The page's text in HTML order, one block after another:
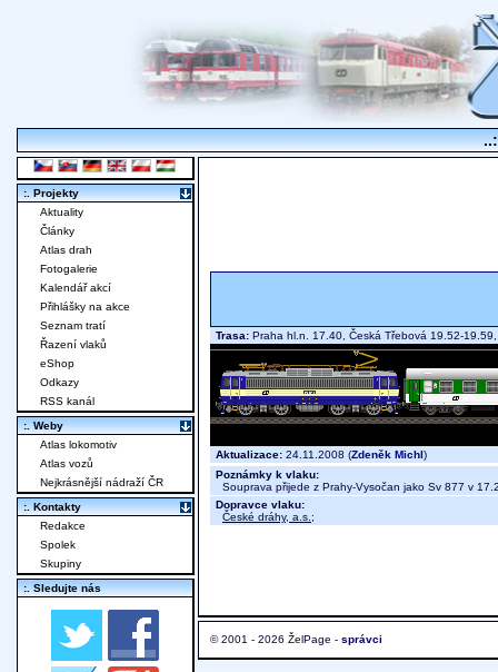
Trasa: Praha hl.n. 17.40, Česká Třebová 19.52-
Aktualizace: 24.11.2008 (Zdeněk Michl)
Poznámky k vlaku:
Souprava přijede z Prahy-Vysočan jako Sv 877 v
Dopravce vlaku:
České dráhy, a.s. ;
© 2001 - 2026 ŽelPage - správci
:. Projekty
Aktuality
Články
Atlas drah
Fotogalerie
Kalendář akcí
Přihlášky na akce
Seznam tratí
Řazení vlaků
eShop
Odkazy
RSS kanál
:. Weby
Atlas lokomotiv
Atlas vozů
Nejkrásnější nádraží ČR
:. Kontakty
Redakce
Spolek
Skupiny
:. Sledujte nás